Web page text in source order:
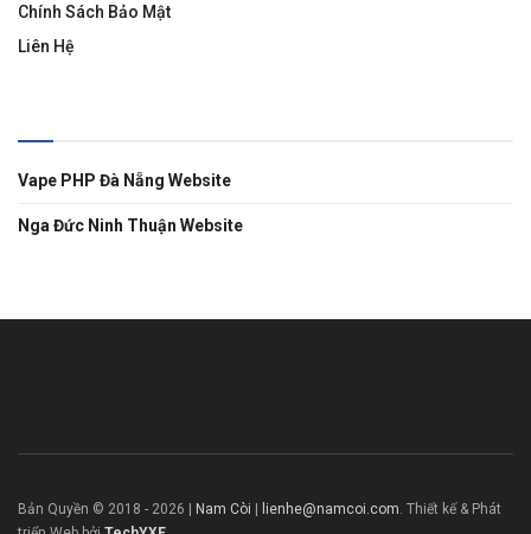
Chính Sách Bảo Mật
Liên Hệ
Vape PHP Đà Nẵng Website
Nga Đức Ninh Thuận Website
Bản Quyền © 2018 - 2026 | Nam Còi | lienhe@namcoi.com . Thiết kế & Phát